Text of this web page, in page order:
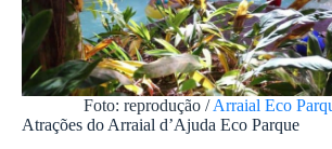
Foto: reprodução /Arraial Eco
Atrações do Arraial d’Ajuda Eco Parque